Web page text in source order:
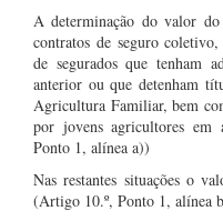
A determinação do valor
contratos de seguro
de segurados que tenham
anterior ou que detenham
Agricultura Familiar, bem
por jovens agricultores em
Ponto 1, alínea a))
Nas restantes situações o
(Artigo 10.º, Ponto 1, alínea